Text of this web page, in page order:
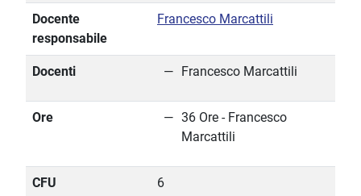
Docente
responsabile
Francesco Marcattili
Docenti Francesco Marcattili
Ore
36 Ore - Francesco
Marcattili
CFU 6